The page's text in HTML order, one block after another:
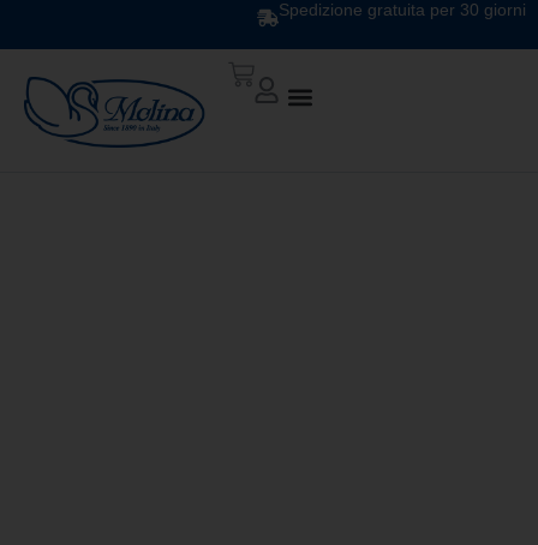
Spedizione gratuita per 30 giorni